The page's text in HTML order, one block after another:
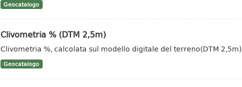
Geocatalogo
Clivometria % (DTM 2,5m)
Clivometria %, calcolata sul modello digitale del terreno(DTM 2,5m)
Geocatalogo